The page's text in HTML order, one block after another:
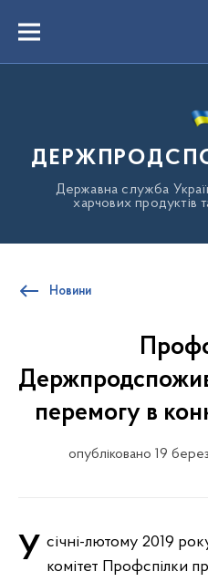
вмістуMenu
Державна служба
харчових продуктів
Новини
перемогу в
опубліковано 19
У січні-лютому 2019 року Київський міський комітет Профспілки